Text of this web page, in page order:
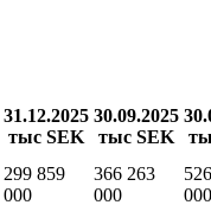
31.12.2025
тыс SEK
30.09.2025
тыс SEK
299 859
000
366 263
000
000